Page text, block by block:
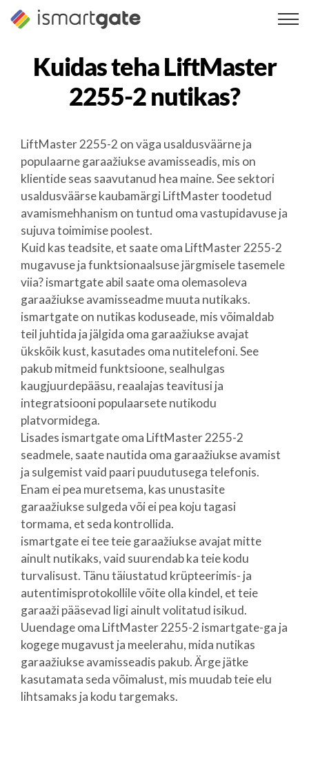
Skip
Kuidas tehaLiftMaster
2255-2nutikas?
LiftMaster 2255-2 on väga usaldusväärne ja
populaarne garaažiukse avamisseadis, mis on
klientide seas saavutanud hea maine. See sektori
usaldusväärse kaubamärgi LiftMaster toodetud
avamismehhanism on tuntud oma vastupidavuse ja
sujuva toimimise poolest.
Kuid kas teadsite, et saate oma LiftMaster 2255-2
mugavuse ja funktsionaalsuse järgmisele tasemele
viia? ismartgate abil saate oma olemasoleva
garaažiukse avamisseadme muuta nutikaks.
ismartgate on nutikas koduseade, mis võimaldab
teil juhtida ja jälgida oma garaažiukse avajat
ükskõik kust, kasutades oma nutitelefoni. See
pakub mitmeid funktsioone, sealhulgas
kaugjuurdepääsu, reaalajas teavitusi ja
integratsiooni populaarsete nutikodu
platvormidega.
Lisades ismartgate oma LiftMaster 2255-2
seadmele, saate nautida oma garaažiukse avamist
ja sulgemist vaid paari puudutusega telefonis.
Enam ei pea muretsema, kas unustasite
garaažiukse sulgeda või ei pea koju tagasi
tormama, et seda kontrollida.
ismartgate ei tee teie garaažiukse avajat mitte
ainult nutikaks, vaid suurendab ka teie kodu
turvalisust. Tänu täiustatud krüpteerimis- ja
autentimisprotokollile võite olla kindel, et teie
garaaži pääsevad ligi ainult volitatud isikud.
Uuendage oma LiftMaster 2255-2 ismartgate-ga ja
kogege mugavust ja meelerahu, mida nutikas
garaažiukse avamisseadis pakub. Ärge jätke
kasutamata seda võimalust, mis muudab teie elu
lihtsamaks ja kodu targemaks.